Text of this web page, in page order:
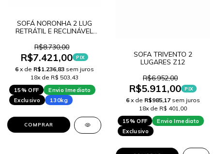
SOFÁ NORONHA 2 LUG
RETRÁTIL E RECLINÁVEL
R$8.730,00
R$7.421,00 PIX
6 x de R$1.236,83 sem juros
18x de R$ 503,43
15% OFF
Envio Imediato
Exclusivo
130kg
COMPRAR
SOFA TRIVENTO 2
LUGARES Z12
R$6.952,00
R$5.911,00 PIX
6 x de R$985,17 sem juros
18x de R$ 401,00
15% OFF
Envio Imediato
Exclusivo